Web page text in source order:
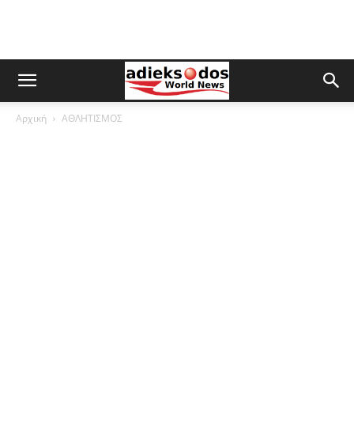
Αρχική ΑΘΛΗΤΙΣΜΟΣ